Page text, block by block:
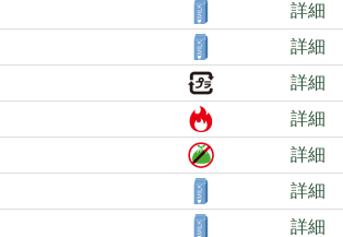
詳細
詳細
詳細
詳細
詳細
詳細
詳細